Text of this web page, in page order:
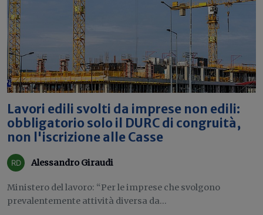
Lavori edili svolti da imprese non edili:
obbligatorio solo il DURC di congruità,
non l'iscrizione alle Casse
Alessandro Giraudi
Ministero del lavoro: “Per le imprese che svolgono
prevalentemente attività diversa da...